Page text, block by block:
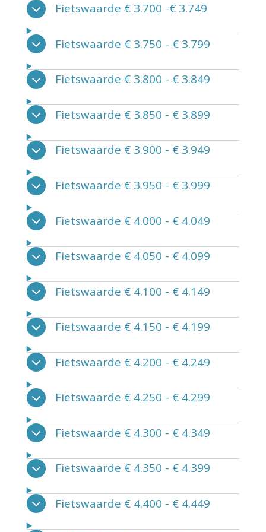
Fietswaarde € 3.700 -€ 3.749
Fietswaarde € 3.750 - € 3.799
Fietswaarde € 3.800 - € 3.849
Fietswaarde € 3.850 - € 3.899
Fietswaarde € 3.900 - € 3.949
Fietswaarde € 3.950 - € 3.999
Fietswaarde € 4.000 - € 4.049
Fietswaarde € 4.050 - € 4.099
Fietswaarde € 4.100 - € 4.149
Fietswaarde € 4.150 - € 4.199
Fietswaarde € 4.200 - € 4.249
Fietswaarde € 4.250 - € 4.299
Fietswaarde € 4.300 - € 4.349
Fietswaarde € 4.350 - € 4.399
Fietswaarde € 4.400 - € 4.449